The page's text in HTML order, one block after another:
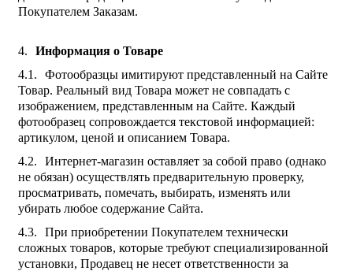
Покупателем Заказам.
Информация о Товаре
Фотообразцы имитируют представленный на Сайте
Товар. Реальный вид Товара может не совпадать с
изображением, представленным на Сайте. Каждый
фотообразец сопровождается текстовой информацией:
артикулом, ценой и описанием Товара.
Интернет-магазин оставляет за собой право (однако
не обязан) осуществлять предварительную проверку,
просматривать, помечать, выбирать, изменять или
убирать любое содержание Сайта.
При приобретении Покупателем технически
сложных товаров, которые требуют специализированной
установки, Продавец не несет ответственности за